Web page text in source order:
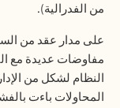
من الفدرالية).
على مدار عقد من
مفاوضات عديدة مع
النظام لشكل من
المحاولات باءت